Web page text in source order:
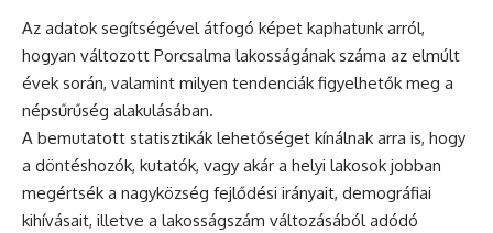
Az adatok segítségével átfogó képet kaphatunk arról,
hogyan változott Porcsalma lakosságának száma az elmúlt
évek során, valamint milyen tendenciák figyelhetők meg a
népsűrűség alakulásában.
A bemutatott statisztikák lehetőséget kínálnak arra is, hogy
a döntéshozók, kutatók, vagy akár a helyi lakosok jobban
megértsék a nagyközség fejlődési irányait, demográfiai
kihívásait, illetve a lakosságszám változásából adódó